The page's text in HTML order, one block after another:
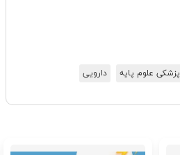
پزشکی علوم پایه دارویی